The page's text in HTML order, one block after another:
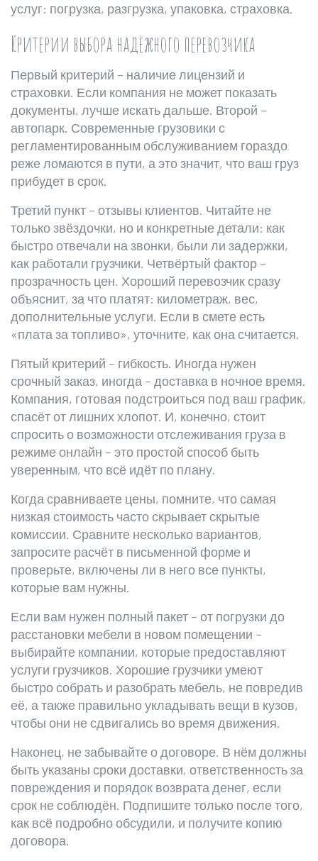
услуг: погрузка, разгрузка, упаковка, страховка.
Критерии выбора надёжного перевозчика
Первый критерий – наличие лицензий и
страховки. Если компания не может показать
документы, лучше искать дальше. Второй –
автопарк. Современные грузовики с
регламентированным обслуживанием гораздо
реже ломаются в пути, а это значит, что ваш груз
прибудет в срок.
Третий пункт – отзывы клиентов. Читайте не
только звёздочки, но и конкретные детали: как
быстро отвечали на звонки, были ли задержки,
как работали грузчики. Четвёртый фактор –
прозрачность цен. Хороший перевозчик сразу
объяснит, за что платят: километраж, вес,
дополнительные услуги. Если в смете есть
«плата за топливо», уточните, как она считается.
Пятый критерий – гибкость. Иногда нужен
срочный заказ, иногда – доставка в ночное время.
Компания, готовая подстроиться под ваш график,
спасёт от лишних хлопот. И, конечно, стоит
спросить о возможности отслеживания груза в
режиме онлайн – это простой способ быть
уверенным, что всё идёт по плану.
Когда сравниваете цены, помните, что самая
низкая стоимость часто скрывает скрытые
комиссии. Сравните несколько вариантов,
запросите расчёт в письменной форме и
проверьте, включены ли в него все пункты,
которые вам нужны.
Если вам нужен полный пакет – от погрузки до
расстановки мебели в новом помещении –
выбирайте компании, которые предоставляют
услуги грузчиков. Хорошие грузчики умеют
быстро собрать и разобрать мебель, не повредив
её, а также правильно укладывать вещи в кузов,
чтобы они не сдвигались во время движения.
Наконец, не забывайте о договоре. В нём должны
быть указаны сроки доставки, ответственность за
повреждения и порядок возврата денег, если
срок не соблюдён. Подпишите только после того,
как всё подробно обсудили, и получите копию
договора.